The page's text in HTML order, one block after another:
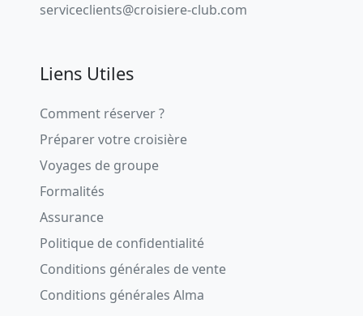
serviceclients@croisiere-club.com
Liens Utiles
Comment réserver ?
Préparer votre croisière
Voyages de groupe
Formalités
Assurance
Politique de confidentialité
Conditions générales de vente
Conditions générales Alma